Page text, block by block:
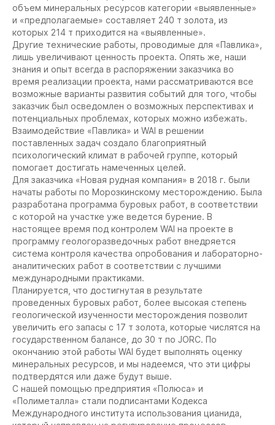
объем минеральных ресурсов категории «выявленные»
и «предполагаемые» составляет 240 т золота, из
которых 214 т приходится на «выявленные».
Другие технические работы, проводимые для «Павлика»,
лишь увеличивают ценность проекта. Опять же, наши
знания и опыт всегда в распоряжении заказчика во
время реализации проекта, нами рассматриваются все
возможные варианты развития событий для того, чтобы
заказчик был осведомлен о возможных перспективах и
потенциальных проблемах, которых можно избежать.
Взаимодействие «Павлика» и WAI в решении
поставленных задач создало благоприятный
психологический климат в рабочей группе, который
помогает достигать намеченных целей.
Для заказчика «Новая рудная компания» в 2018 г. были
начаты работы по Морозкинскому месторождению. Была
разработана программа буровых работ, в соответствии
с которой на участке уже ведется бурение. В
настоящее время под контролем WAI на проекте в
программу геологоразведочных работ внедряется
система контроля качества опробования и лабораторно-
аналитических работ в соответствии с лучшими
международными практиками.
Планируется, что достигнутая в результате
проведенных буровых работ, более высокая степень
геологической изученности месторождения позволит
увеличить его запасы с 17 т золота, которые числятся на
государственном балансе, до 30 т по JORC. По
окончанию этой работы WAI будет выполнять оценку
минеральных ресурсов, и мы надеемся, что эти цифры
подтвердятся или даже будут выше.
С нашей помощью предприятия «Полюса» и
«Полиметалла» стали подписантами Кодекса
Международного института использования цианида,